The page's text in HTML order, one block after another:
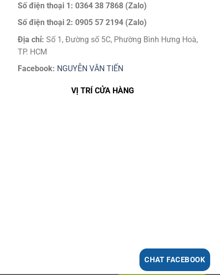
Số điện thoại 1: 0364 38 7868 (Zalo)
Số điện thoại 2: 0905 57 2194 (Zalo)
Địa chỉ: Số 1, Đường số 5C, Phường Bình Hưng Hoà,
TP. HCM
Facebook: NGUYỄN VĂN TIẾN
VỊ TRÍ CỬA HÀNG
CHAT FACEBOOK